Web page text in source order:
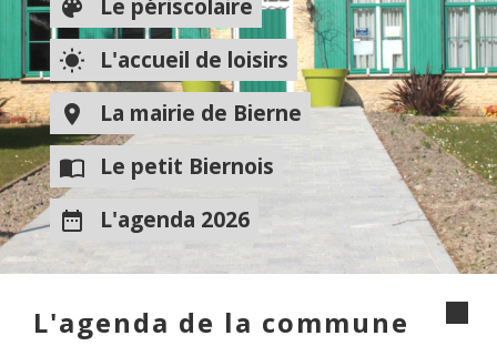
color_lens
wb_sunny L'accueil de loisirs
room La mairie de Bierne
import_contacts Le petit Biernois
date_range L'agenda 2026
L'agenda de la commune